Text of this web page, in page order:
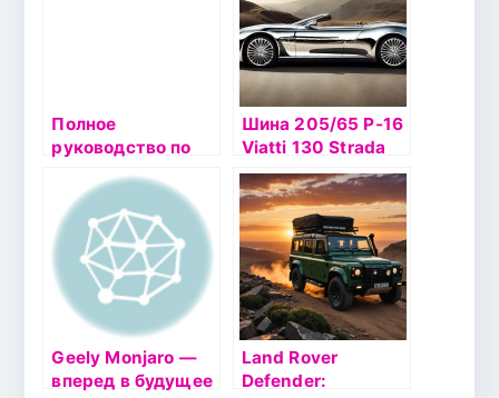
Полное
руководство по
характеристики,
преимущества и
советы по выбору
Шина 205/65 Р-16
Viatti 130 Strada
Asimmetrico
Geely Monjaro —
вперед в будущее
Land Rover
Defender: